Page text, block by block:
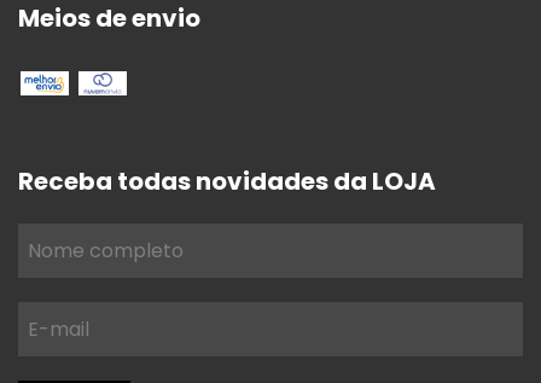
Meios de envio
Receba todas novidades da LOJA